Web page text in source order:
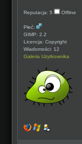
Reputacja: 5 Offline
Płeć:
GIMP: 2.2
Licencja: Copyright
Wiadomości: 12
Galeria Użytkownika